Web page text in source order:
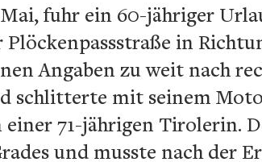
fuhr ein 60-jähriger
in
Angaben zu weit nach
schlitterte mit seinem
einer 71-jährigen Tirolerin.
und musste nach der